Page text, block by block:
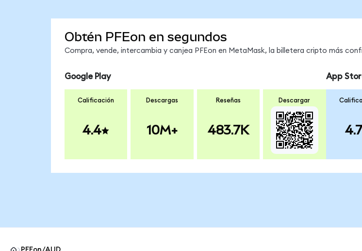
Obtén PFEon en segundos
Compra, vende, intercambia y canjea PFEon en MetaMask, la billetera cripto más
Google Play
Calificación
4.4
Descargas
10M+
Reseñas
483.7K
Descargar
App
4.7